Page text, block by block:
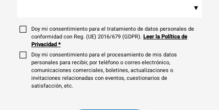
▾
Doy mi consentimiento para el tratamiento de datos personales de
conformidad con Reg. (UE) 2016/679 (GDPR). Leer la Política de
Privacidad *
Doy mi consentimiento para el procesamiento de mis datos
personales para recibir, por teléfono o correo electrónico,
comunicaciones comerciales, boletines, actualizaciones o
invitaciones relacionadas con eventos, cuestionarios de
satisfacción, etc.